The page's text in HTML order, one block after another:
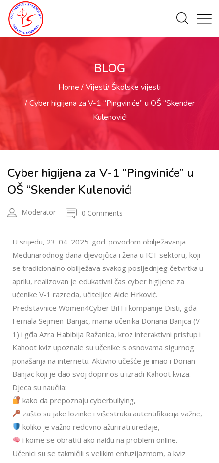
BLOG
Home Vijesti Školske vijesti
Cyber higijena za V-1 “Pingviniće” u OŠ “Skender
Kulenović!
Cyber higijena za V-1 “Pingviniće” u
OŠ “Skender Kulenović!
Moderator 0 Comments
U srijedu, 23. 04. 2025. god. povodom obilježavanja
Međunarodnog dana djevojčica i žena u ICT sektoru, koji
se tradicionalno obilježava svakog posljednjeg četvrtka u
aprilu, realizovan je edukativni čas cyber higijene za
učenike V-1 razreda, učiteljice Aide Hrković.
Predstavnice Women4Cyber BiH i kompanije Disti, gđa
Fernala Sejmen-Banjac, mama učenika Doriana Banjca (V-
1) i gđa Azra Habibija Ražanica, kroz interaktivni pristup i
Kahoot kviz upoznale su učenike s osnovama sigurnog
ponašanja na internetu. Aktivno učešće je imao i Dorian
Banjac koji je dao svoj doprinos u izradi Kahoot kviza.
Djeca su naučila:
kako da prepoznaju cyberbullying,
zašto su jake lozinke i višestruka autentifikacija važne,
koliko je važno redovno ažurirati uređaje,
i kome se obratiti ako naiđu na problem online.
Učenici su se takmičili s velikim entuzijazmom, a kviz